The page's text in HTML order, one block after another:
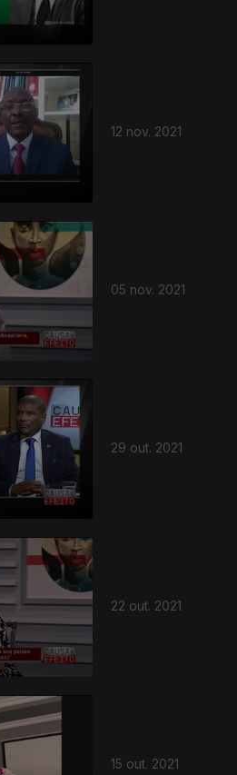
12 nov. 2021
05 nov. 2021
29 out. 2021
22 out. 2021
15 out. 2021